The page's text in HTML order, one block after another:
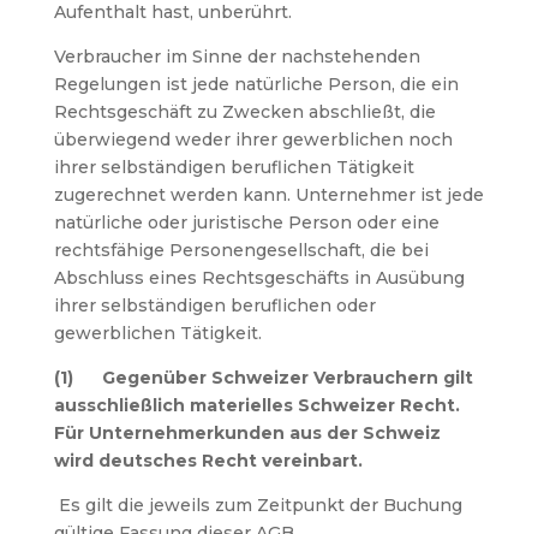
Aufenthalt hast, unberührt.
Verbraucher im Sinne der nachstehenden
Regelungen ist jede natürliche Person, die ein
Rechtsgeschäft zu Zwecken abschließt, die
überwiegend weder ihrer gewerblichen noch
ihrer selbständigen beruflichen Tätigkeit
zugerechnet werden kann. Unternehmer ist jede
natürliche oder juristische Person oder eine
rechtsfähige Personengesellschaft, die bei
Abschluss eines Rechtsgeschäfts in Ausübung
ihrer selbständigen beruflichen oder
gewerblichen Tätigkeit.
(1) Gegenüber Schweizer Verbrauchern gilt
ausschließlich materielles Schweizer Recht.
Für Unternehmerkunden aus der Schweiz
wird deutsches Recht vereinbart.
Es gilt die jeweils zum Zeitpunkt der Buchung